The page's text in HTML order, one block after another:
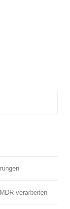
verarbeiten